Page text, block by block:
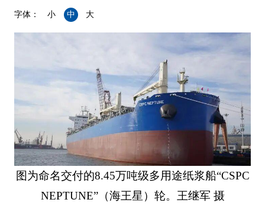
字体： 小 中 大
图为命名交付的8.45万吨级多用途纸浆船“CSPC
NEPTUNE”（海王星）轮。王继军 摄